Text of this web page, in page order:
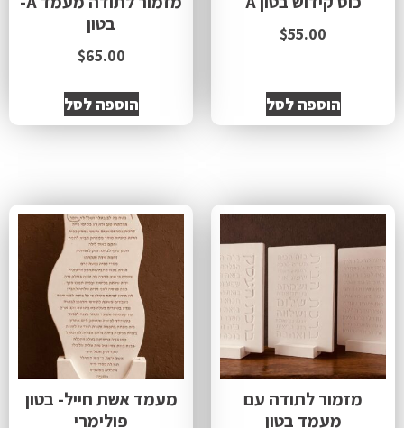
$55.00
הוספה לסל
בטון
$65.00
הוספה לסל
מזמור לתודה עם
מעמד בטון
מעמד אשת חייל- בטון
פולימרי